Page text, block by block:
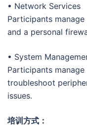
• Network Services
Participants
and a personal
• System
Participants
troubleshoot
issues.
培训方式：